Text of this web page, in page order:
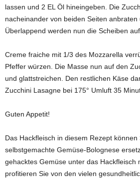
lassen und 2 EL Öl hineingeben. Die
nacheinander von beiden Seiten anbraten
Überlappend werden nun die Scheiben
Creme fraiche mit 1/3 des Mozzarella
Pfeffer würzen. Die Masse nun auf den
und glattstreichen. Den restlichen Käse
Zucchini Lasagne bei 175° Umluft 35
Guten Appetit!
Das Hackfleisch in diesem Rezept
selbstgemachte Gemüse-Bolognese
gehacktes Gemüse unter das Hackfleisch
profitieren Sie von den vielen